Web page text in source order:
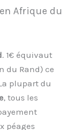
Afrique du
. 1€ équivaut
du Rand) ce
plupart du
, tous les
péages